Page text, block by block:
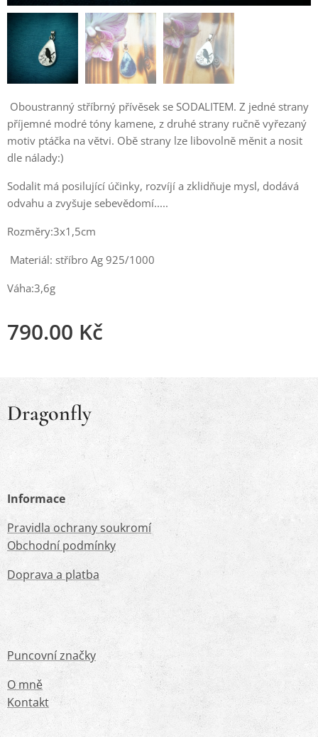
Oboustranný stříbrný přívěsek se SODALITEM. Z jedné strany
příjemné modré tóny kamene, z druhé strany ručně vyřezaný
motiv ptáčka na větvi. Obě strany lze libovolně měnit a nosit
dle nálady:)
Sodalit má posilující účinky, rozvíjí a zklidňuje mysl, dodává
odvahu a zvyšuje sebevědomí.....
Rozměry:3x1,5cm
Materiál: stříbro Ag 925/1000
Váha:3,6g
790.00 Kč
Dragonfly
Informace
Pravidla ochrany soukromí
Obchodní podmínky
Doprava a platba
Puncovní značky
O mně
Kontakt